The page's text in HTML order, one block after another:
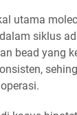
utama
siklus
bead yang